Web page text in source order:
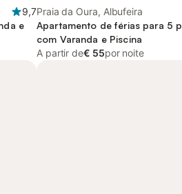
9,7
e
Praia da Oura, Albufeira
Apartamento de férias para 5
com Varanda e Piscina
A partir de€ 55por noite